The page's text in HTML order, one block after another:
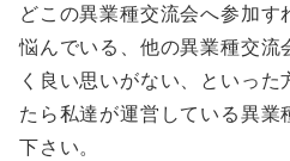
どこの異業種交流会へ参加す
悩んでいる、他の異業種交流
く良い思いがない、といっ
たら私達が運営している異業
下さい。